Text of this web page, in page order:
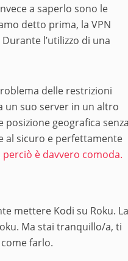
a saperlo sono le
detto prima, la VPN
l’utilizzo di una
delle restrizioni
un suo server in un altro
geografica senza
al sicuro e perfettamente
è davvero comoda.
mettere Kodi su Roku. La
Ma stai tranquillo/a, ti
farlo.